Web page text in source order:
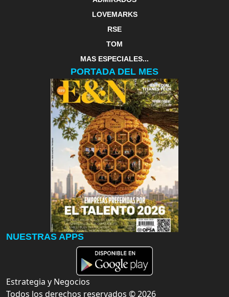
LOVEMARKS
RSE
TOM
MAS ESPECIALES...
PORTADA DEL MES
NUESTRAS APPS
Estrategia y Negocios
Todos los derechos reservados ©2026